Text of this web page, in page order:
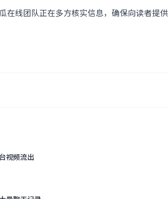
在线团队正在多方核实信息，确保向读者提
视频流出